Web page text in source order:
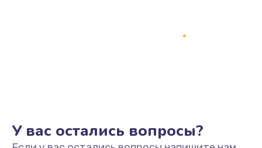
У вас остались вопросы?